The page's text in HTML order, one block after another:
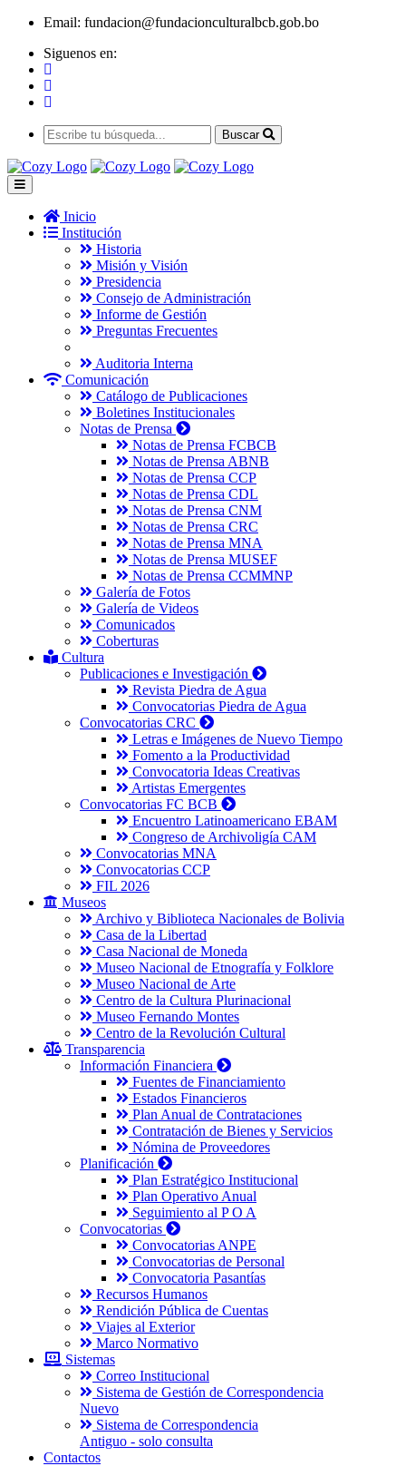
Email: fundacion@fundacionculturalbcb.gob.bo
Siguenos en:
Buscar
Inicio
Institución
Historia
Misión y Visión
Presidencia
Consejo de Administración
Informe de Gestión
Preguntas Frecuentes
Auditoria Interna
Comunicación
Catálogo de Publicaciones
Boletines Institucionales
Notas de Prensa
Notas de Prensa FCBCB
Notas de Prensa ABNB
Notas de Prensa CCP
Notas de Prensa CDL
Notas de Prensa CNM
Notas de Prensa CRC
Notas de Prensa MNA
Notas de Prensa MUSEF
Notas de Prensa CCMMNP
Galería de Fotos
Galería de Videos
Comunicados
Coberturas
Cultura
Publicaciones e Investigación
Revista Piedra de Agua
Convocatorias Piedra de Agua
Convocatorias CRC
Letras e Imágenes de Nuevo Tiempo
Fomento a la Productividad
Convocatoria Ideas Creativas
Artistas Emergentes
Convocatorias FC BCB
Encuentro Latinoamericano EBAM
Congreso de Archivoligía CAM
Convocatorias MNA
Convocatorias CCP
FIL 2026
Museos
Archivo y Biblioteca Nacionales de Bolivia
Casa de la Libertad
Casa Nacional de Moneda
Museo Nacional de Etnografía y Folklore
Museo Nacional de Arte
Centro de la Cultura Plurinacional
Museo Fernando Montes
Centro de la Revolución Cultural
Transparencia
Información Financiera
Fuentes de Financiamiento
Estados Financieros
Plan Anual de Contrataciones
Contratación de Bienes y Servicios
Nómina de Proveedores
Planificación
Plan Estratégico Institucional
Plan Operativo Anual
Seguimiento al P O A
Convocatorias
Convocatorias ANPE
Convocatorias de Personal
Convocatoria Pasantías
Recursos Humanos
Rendición Pública de Cuentas
Viajes al Exterior
Marco Normativo
Sistemas
Correo Institucional
Sistema de Gestión de Correspondencia
Nuevo
Sistema de Correspondencia
Antiguo - solo consulta
Contactos